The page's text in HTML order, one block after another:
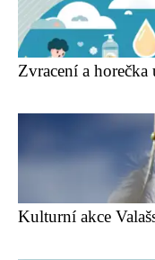
Zvracení a horečka
Kulturní akce